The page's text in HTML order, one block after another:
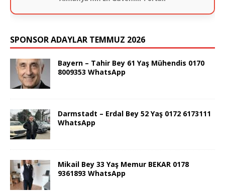
SPONSOR ADAYLAR TEMMUZ 2026
Bayern – Tahir Bey 61 Yaş Mühendis 0170
8009353 WhatsApp
Darmstadt – Erdal Bey 52 Yaş 0172 6173111
WhatsApp
Mikail Bey 33 Yaş Memur BEKAR 0178
9361893 WhatsApp